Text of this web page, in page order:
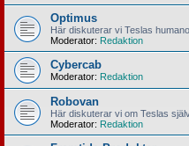
Optimus
Här diskuterar vi Teslas
Moderator: Redaktion
Cybercab
Moderator: Redaktion
Robovan
Här diskuterar vi om Teslas
Moderator: Redaktion